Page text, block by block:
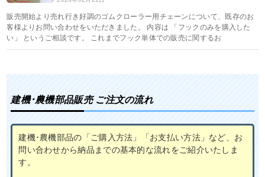
販売開始より売れ行き好調のゴムクローラー用チェーンについて、既存のお
客様よりお問い合わせをいただきました。 内容は 「フックのみを購入した
い」 というご相談です。 これまでフック単体での販売に関するお
建機･農機部品販売 ご注文の流れ
建機･農機部品の「ご購入方法」「お支払い方法」など、お
問い合わせから納品までの基本的な流れをご紹介いたしま
す。